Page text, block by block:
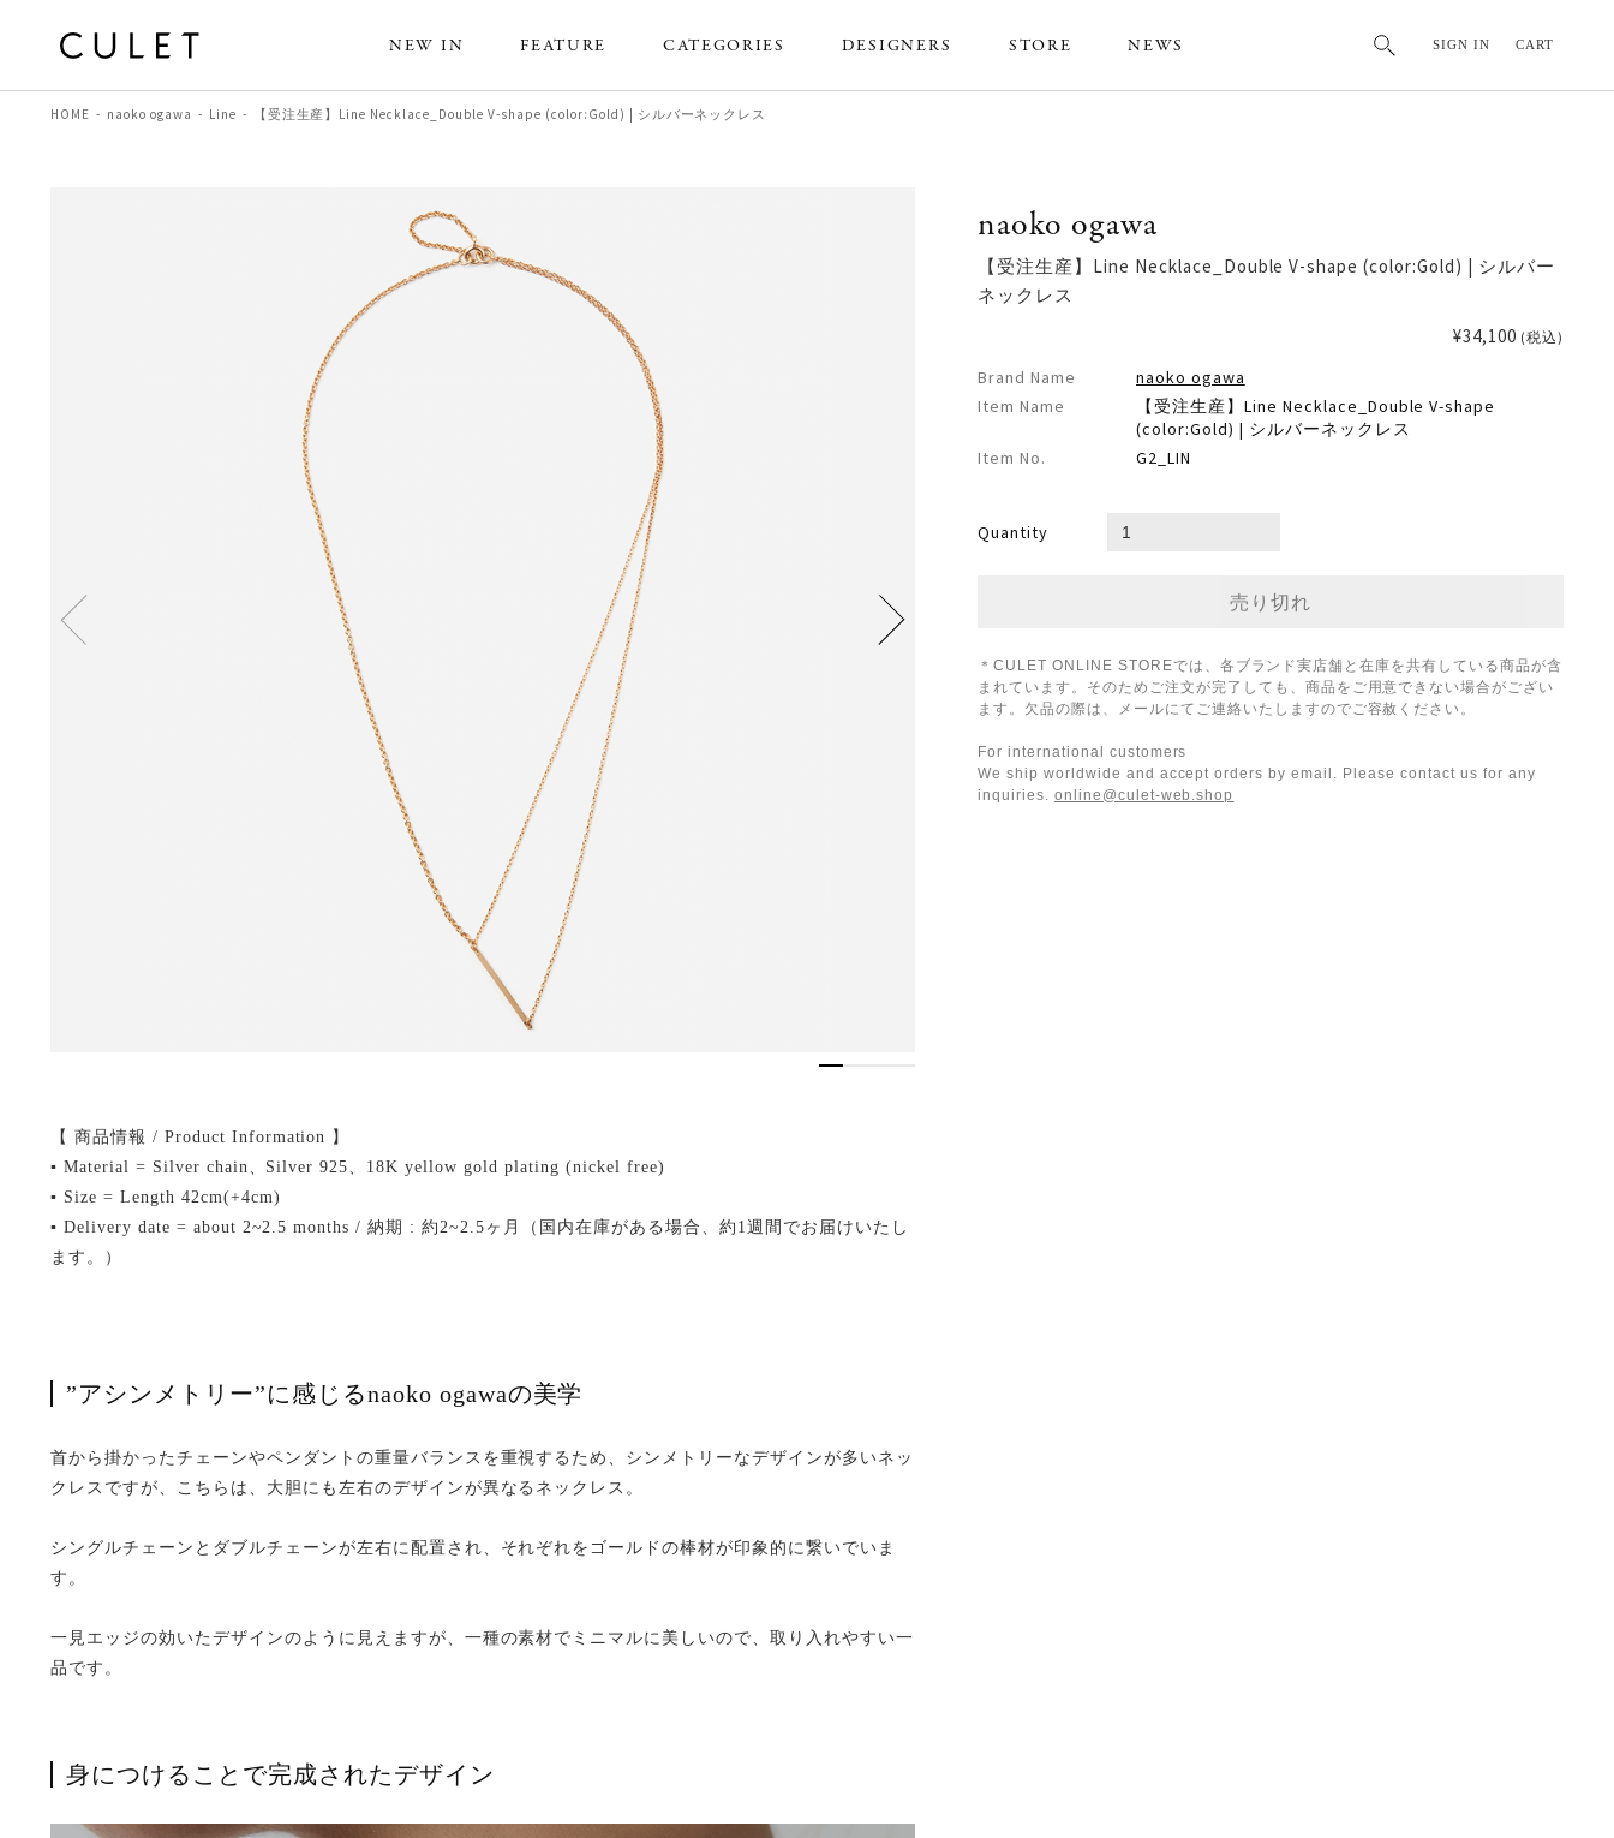
NEW IN FEATURE CATEGORIES DESIGNERS STORE NEWS SIGN IN CART
HOME naoko ogawa Line 【受注生産】Line Necklace_Double V-shape (color:Gold) | シルバーネックレス
naoko ogawa
【受注生産】Line Necklace_Double V-shape (color:Gold) | シルバー
ネックレス
¥34,100 (税込)
Brand Name
naoko ogawa
Item Name
【受注生産】Line Necklace_Double V-shape
(color:Gold) | シルバーネックレス
Item No.
G2_LIN
Quantity
＊CULET ONLINE STOREでは、各ブランド実店舗と在庫を共有している商品が含
まれています。そのためご注文が完了しても、商品をご用意できない場合がござい
ます。欠品の際は、メールにてご連絡いたしますのでご容赦ください。
For international customers
We ship worldwide and accept orders by email. Please contact us for any
inquiries. online@culet-web.shop
【 商品情報 / Product Information 】
▪ Material = Silver chain、Silver 925、18K yellow gold plating (nickel free)
▪ Size = Length 42cm(+4cm)
▪ Delivery date = about 2~2.5 months / 納期 : 約2~2.5ヶ月（国内在庫がある場合、約1週間でお届けいたし
ます。）
”アシンメトリー”に感じるnaoko ogawaの美学
首から掛かったチェーンやペンダントの重量バランスを重視するため、シンメトリーなデザインが多いネッ
クレスですが、こちらは、大胆にも左右のデザインが異なるネックレス。
シングルチェーンとダブルチェーンが左右に配置され、それぞれをゴールドの棒材が印象的に繋いでいま
す。
一見エッジの効いたデザインのように見えますが、一種の素材でミニマルに美しいので、取り入れやすい一
品です。
身につけることで完成されたデザイン